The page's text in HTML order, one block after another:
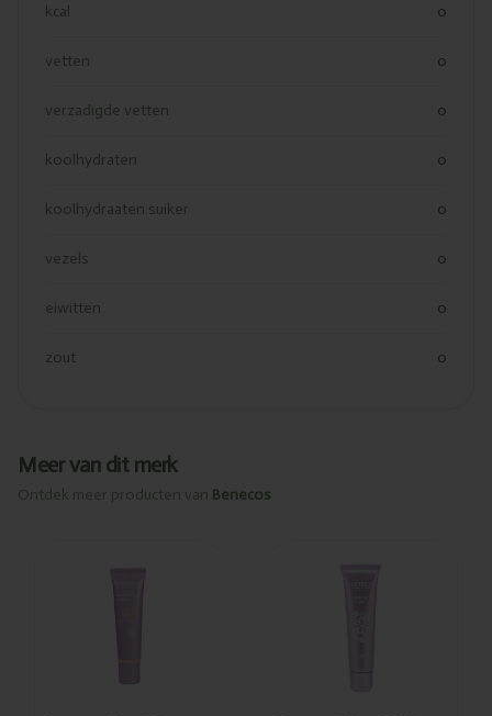
kcal 0
vetten 0
verzadigde vetten 0
koolhydraten 0
koolhydraaten suiker 0
vezels 0
eiwitten 0
zout 0
Meer van dit merk
Ontdek meer producten van Benecos